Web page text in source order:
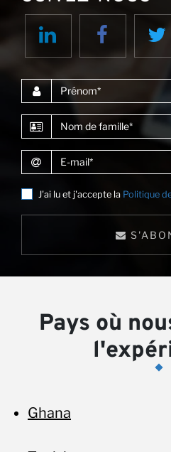
Prénom
Nom de famille
E-mail
J'ai lu et j'accepte la Politique
Pays où
Ghana